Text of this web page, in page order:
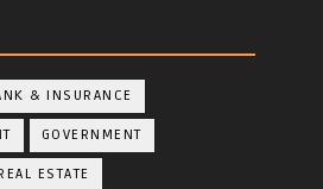
& INSURANCE
GOVERNMENT
ESTATE